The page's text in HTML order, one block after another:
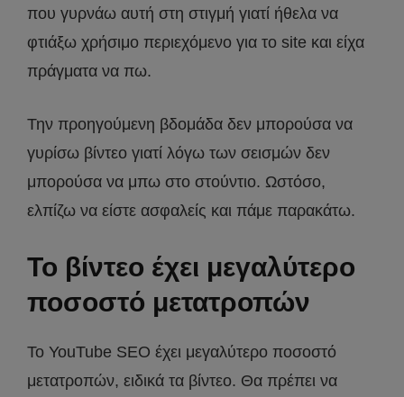
που γυρνάω αυτή στη στιγμή γιατί ήθελα να
φτιάξω χρήσιμο περιεχόμενο για το site και είχα
πράγματα να πω.
Την προηγούμενη βδομάδα δεν μπορούσα να
γυρίσω βίντεο γιατί λόγω των σεισμών δεν
μπορούσα να μπω στο στούντιο. Ωστόσο,
ελπίζω να είστε ασφαλείς και πάμε παρακάτω.
Το βίντεο έχει μεγαλύτερο
ποσοστό μετατροπών
Το YouTube SEO έχει μεγαλύτερο ποσοστό
μετατροπών, ειδικά τα βίντεο. Θα πρέπει να